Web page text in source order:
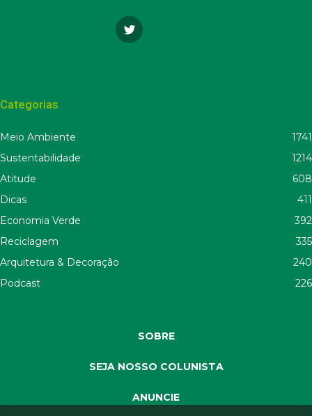
Categorias
Meio Ambiente
1741
Sustentabilidade
1214
Atitude
608
Dicas
411
Economia Verde
392
Reciclagem
335
Arquitetura & Decoração
240
Podcast
226
SOBRE
SEJA NOSSO COLUNISTA
ANUNCIE